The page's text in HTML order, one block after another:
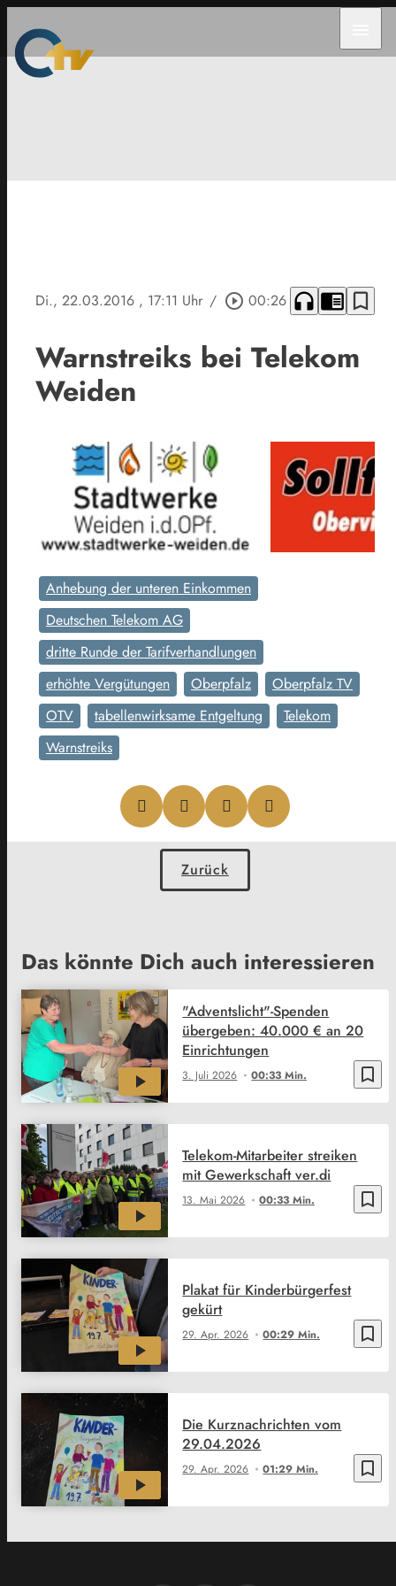
Di., 22.03.2016 , 17:11 Uhr / play_circle_outline 00:26 headphones chrome_reader_mode bookmark_border
Warnstreiks bei Telekom
Weiden
Anhebung der unteren Einkommen
Deutschen Telekom AG
dritte Runde der Tarifverhandlungen
erhöhte Vergütungen
Oberpfalz
Oberpfalz TV
OTV
tabellenwirksame Entgeltung
Telekom
Warnstreiks
Zurück
Das könnte Dich auch interessieren
bookmark_border
3. Juli 2026 00:33 Min.
"Adventslicht"-Spenden
übergeben: 40.000 € an 20
Einrichtungen
bookmark_border
13. Mai 2026 00:33 Min.
Telekom-Mitarbeiter streiken
mit Gewerkschaft ver.di
bookmark_border
29. Apr. 2026 00:29 Min.
Plakat für Kinderbürgerfest
gekürt
bookmark_border
29. Apr. 2026 01:29 Min.
Die Kurznachrichten vom
29.04.2026